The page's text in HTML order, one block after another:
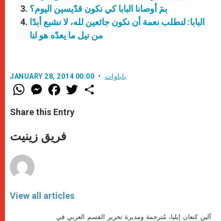
بمَ أوصانا البابا كي نكون قدّيسين اليوم؟
البابا: لنطلب نعمة أن نكون جائعين لله، لا نشبع أبدًا
من نيل ما يعدّه هو لنا
JANUARY 28, 2014 00:00 باباوات
W
h
t
s
p
p
M
e
s
e
g
e
F
a
e
b
o
k
w
Share this Entry
فريق زينيت
View all articles
ألين كنعان إيليا، مُترجمة ومديرة تحرير القسم العربي في